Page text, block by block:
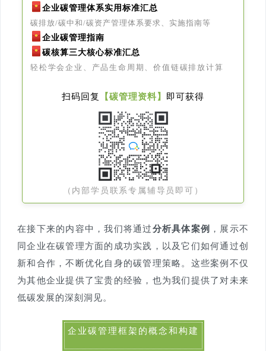
企业碳管理体系实用标准汇总
碳排放/碳中和/碳资产管理体系要求、实施指南等
企业碳管理指南
碳核算三大核心标准汇总
轻松学会企业、产品生命周期、价值链碳排放计算
扫码回复 【碳管理资料】 即可获得
（内部学员联系专属辅导员即可）
在接下来的内容中，我们将通过分析具体案例
，展示不
同企业在碳管理方面的成功实践，以及它们如何通过创
新和合作，不断优化自身的碳管理策略。这些案例不仅
为其他企业提供了宝贵的经验，也为我们提供了对未来
低碳发展的深刻洞见。
企业碳管理框架的概念和构建